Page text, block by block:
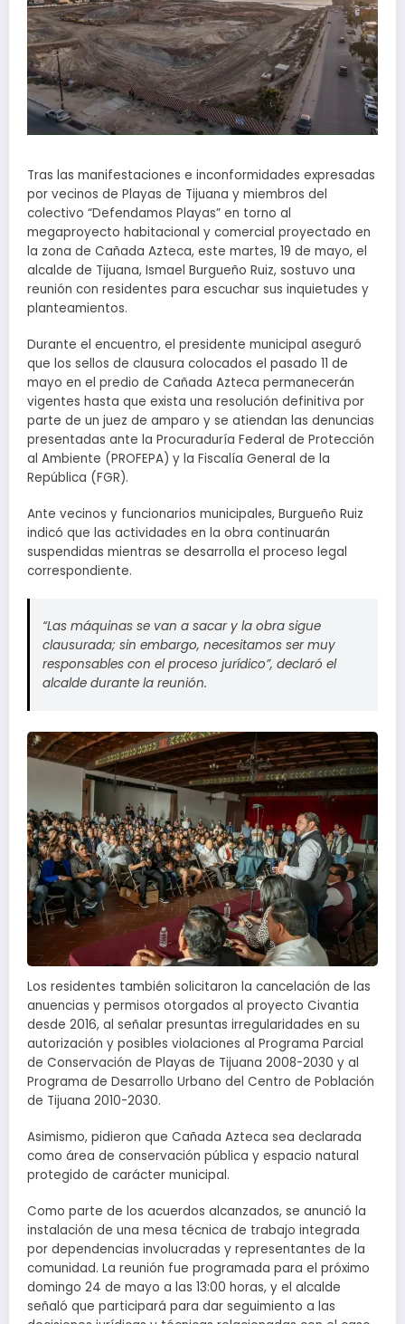
Tras las manifestaciones e inconformidades expresadas
por vecinos de Playas de Tijuana y miembros del
colectivo “Defendamos Playas” en torno al
megaproyecto habitacional y comercial proyectado en
la zona de Cañada Azteca, este martes, 19 de mayo, el
alcalde de Tijuana, Ismael Burgueño Ruiz, sostuvo una
reunión con residentes para escuchar sus inquietudes y
planteamientos.
Durante el encuentro, el presidente municipal aseguró
que los sellos de clausura colocados el pasado 11 de
mayo en el predio de Cañada Azteca permanecerán
vigentes hasta que exista una resolución definitiva por
parte de un juez de amparo y se atiendan las denuncias
presentadas ante la Procuraduría Federal de Protección
al Ambiente (PROFEPA) y la Fiscalía General de la
República (FGR).
Ante vecinos y funcionarios municipales, Burgueño Ruiz
indicó que las actividades en la obra continuarán
suspendidas mientras se desarrolla el proceso legal
correspondiente.
“Las máquinas se van a sacar y la obra sigue
clausurada; sin embargo, necesitamos ser muy
responsables con el proceso jurídico”, declaró el
alcalde durante la reunión.
Los residentes también solicitaron la cancelación de las
anuencias y permisos otorgados al proyecto Civantia
desde 2016, al señalar presuntas irregularidades en su
autorización y posibles violaciones al Programa Parcial
de Conservación de Playas de Tijuana 2008-2030 y al
Programa de Desarrollo Urbano del Centro de Población
de Tijuana 2010-2030.
Asimismo, pidieron que Cañada Azteca sea declarada
como área de conservación pública y espacio natural
protegido de carácter municipal.
Como parte de los acuerdos alcanzados, se anunció la
instalación de una mesa técnica de trabajo integrada
por dependencias involucradas y representantes de la
comunidad. La reunión fue programada para el próximo
domingo 24 de mayo a las 13:00 horas, y el alcalde
señaló que participará para dar seguimiento a las